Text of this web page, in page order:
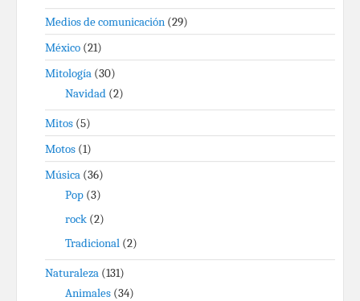
Medios de comunicación (29)
México (21)
Mitología (30)
Navidad (2)
Mitos (5)
Motos (1)
Música (36)
Pop (3)
rock (2)
Tradicional (2)
Naturaleza (131)
Animales (34)